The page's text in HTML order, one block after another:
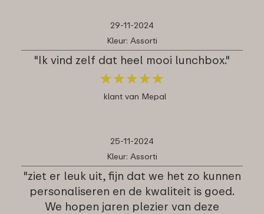
29-11-2024
Kleur: Assorti
"Ik vind zelf dat heel mooi lunchbox."
★★★★★
★★★★★
klant van Mepal
25-11-2024
Kleur: Assorti
"ziet er leuk uit, fijn dat we het zo kunnen
personaliseren en de kwaliteit is goed.
We hopen jaren plezier van deze